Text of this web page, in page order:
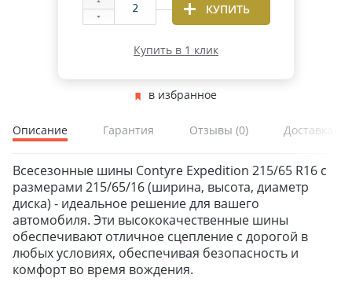
КУПИТЬ
Купить в 1 клик
в избранное
Описание Гарантия Отзывы (0) Доставка и
Всесезонные шины Contyre Expedition 215/65 R16 с
размерами 215/65/16 (ширина, высота, диаметр
диска) - идеальное решение для вашего
автомобиля. Эти высококачественные шины
обеспечивают отличное сцепление с дорогой в
любых условиях, обеспечивая безопасность и
комфорт во время вождения.